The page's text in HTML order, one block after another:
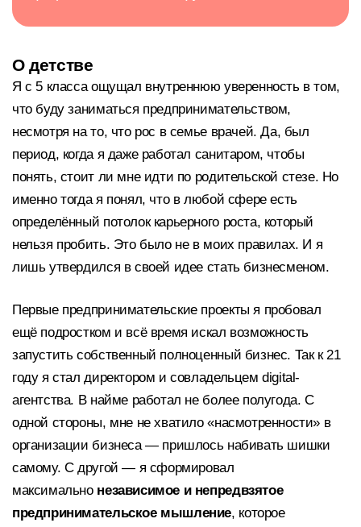
О детстве
Я с 5 класса ощущал внутреннюю уверенность в том,
что буду заниматься предпринимательством,
несмотря на то, что рос в семье врачей. Да, был
период, когда я даже работал санитаром, чтобы
понять, стоит ли мне идти по родительской стезе. Но
именно тогда я понял, что в любой сфере есть
определённый потолок карьерного роста, который
нельзя пробить. Это было не в моих правилах. И я
лишь утвердился в своей идее стать бизнесменом.
Первые предпринимательские проекты я пробовал
ещё подростком и всё время искал возможность
запустить собственный полноценный бизнес. Так к 21
году я стал директором и совладельцем digital-
агентства. В найме работал не более полугода. С
одной стороны, мне не хватило «насмотренности» в
организации бизнеса — пришлось набивать шишки
самому. С другой — я сформировал
максимально независимое и непредвзятое
предпринимательское мышление, которое